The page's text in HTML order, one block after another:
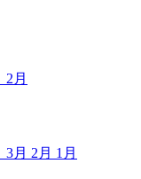
2月
3月 2月 1月